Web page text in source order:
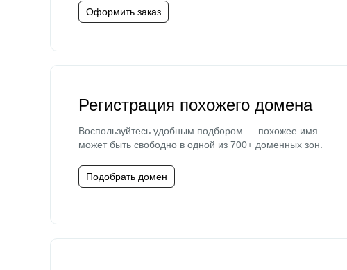
Оформить заказ
Регистрация похожего домена
Воспользуйтесь удобным подбором — похожее имя
может быть свободно в одной из 700+ доменных зон.
Подобрать домен